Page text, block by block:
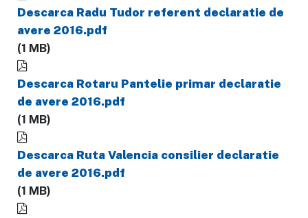
Descarca Radu Tudor referent declaratie de
avere 2016.pdf
(1 MB)
Descarca Rotaru Pantelie primar declaratie
de avere 2016.pdf
(1 MB)
Descarca Ruta Valencia consilier declaratie
de avere 2016.pdf
(1 MB)